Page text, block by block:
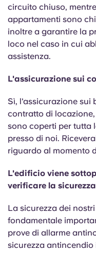
circuito chiuso,
appartamenti sono
inoltre a garantire la
loco nel caso in cui
assistenza.
L'assicurazione sui
Sì, l'assicurazione sui
contratto di
sono coperti per tutta
presso di noi.
riguardo al momento
L'edificio viene
verificare la
La sicurezza dei
fondamentale
prove di allarme
sicurezza antincendio